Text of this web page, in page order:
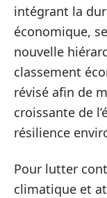
intégrant la
économique,
nouvelle
classement
révisé afin de
croissante de
résilience
Pour lutter
climatique et